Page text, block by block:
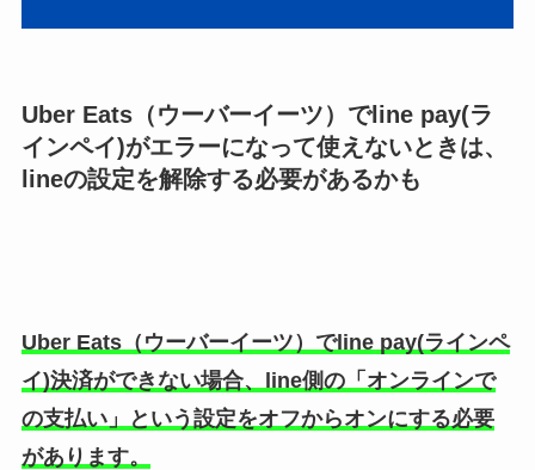
Uber Eats（ウーバーイーツ）でline pay(ラ
インペイ)がエラーになって使えないときは、
lineの設定を解除する必要があるかも
Uber Eats（ウーバーイーツ）でline pay(ラインペ
イ)決済ができない場合、line側の「オンラインで
の支払い」という設定をオフからオンにする必要
があります。